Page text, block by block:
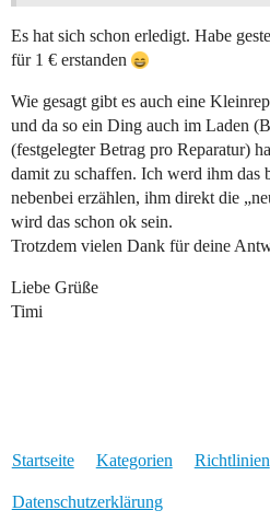
Es hat sich schon erledigt. Habe
für 1 € erstanden
Wie gesagt gibt es auch eine
und da so ein Ding auch im Laden
(festgelegter Betrag pro Reparatur)
damit zu schaffen. Ich werd ihm das
nebenbei erzählen, ihm direkt die
wird das schon ok sein.
Trotzdem vielen Dank für deine
Liebe Grüße
Timi
Startseite Kategorien Richtlinien
Datenschutzerklärung